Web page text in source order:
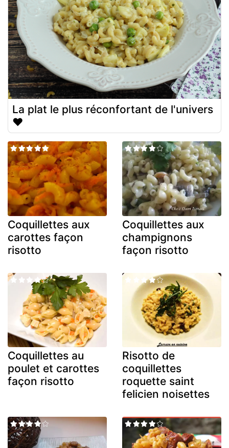
La plat le plus réconfortant de l'univers
♥
Coquillettes aux
carottes façon
risotto
Coquillettes aux
champignons
façon risotto
Coquillettes au
poulet et carottes
façon risotto
Risotto de
coquillettes
roquette saint
felicien noisettes